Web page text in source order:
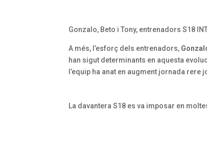
a
i
3
I
E
Gonzalo, Beto i Tony, entrenadors S18
A més, l’esforç dels entrenadors,
han sigut determinants en aquesta
l’equip ha anat en augment jornada rere
La davantera S18 es va imposar en